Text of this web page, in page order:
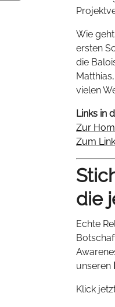
Wie
ersten
die
vielen
Links in
Zur
Zum
die
Echte
unseren
Klick